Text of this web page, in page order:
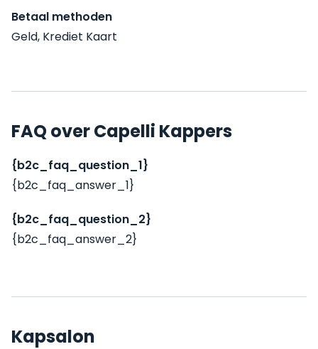
Betaal methoden
Geld, Krediet Kaart
FAQ over Capelli Kappers
{b2c_faq_question_1}
{b2c_faq_answer_1}
{b2c_faq_question_2}
{b2c_faq_answer_2}
Kapsalon